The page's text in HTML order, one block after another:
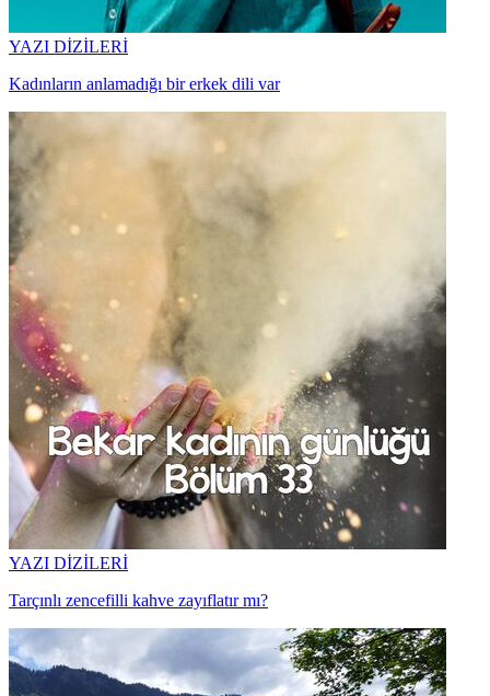
YAZI DİZİLERİ
Kadınların anlamadığı bir erkek dili var
YAZI DİZİLERİ
Tarçınlı zencefilli kahve zayıflatır mı?